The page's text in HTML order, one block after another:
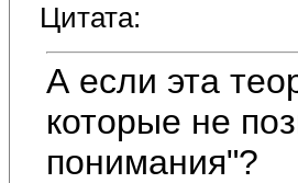
Цитата:
А если эта
которые не
понимания"?